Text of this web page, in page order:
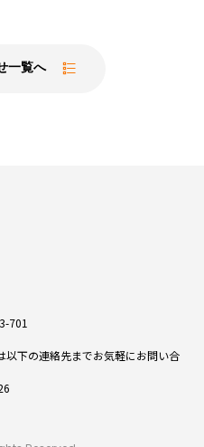
一覧へ
701
以下の連絡先までお気軽にお問い合